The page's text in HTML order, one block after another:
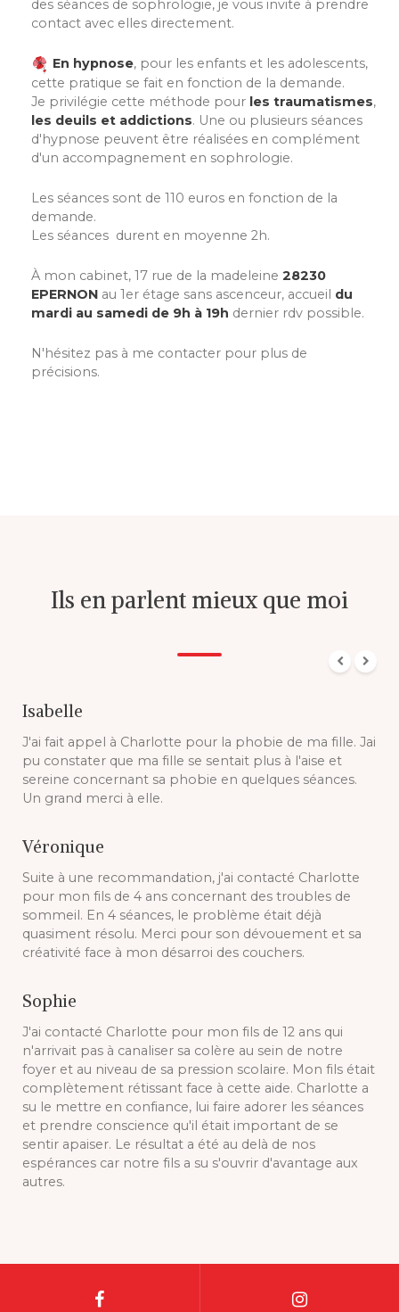
des séances de sophrologie, je vous invite à prendre
contact avec elles directement.
En hypnose, pour les enfants et les adolescents,
cette pratique se fait en fonction de la demande.
Je privilégie cette méthode pour les traumatismes,
les deuils et addictions. Une ou plusieurs séances
d'hypnose peuvent être réalisées en complément
d'un accompagnement en sophrologie.
Les séances sont de 110 euros en fonction de la
demande.
Les séances durent en moyenne 2h.
À mon cabinet, 17 rue de la madeleine 28230
EPERNON au 1er étage sans ascenceur, accueil du
mardi au samedi de 9h à 19h dernier rdv possible.
N'hésitez pas à me contacter pour plus de
précisions.
Ils en parlent mieux que moi
Isabelle
J'ai fait appel à Charlotte pour la phobie de ma fille. Jai
pu constater que ma fille se sentait plus à l'aise et
sereine concernant sa phobie en quelques séances.
Un grand merci à elle.
Véronique
Suite à une recommandation, j'ai contacté Charlotte
pour mon fils de 4 ans concernant des troubles de
sommeil. En 4 séances, le problème était déjà
quasiment résolu. Merci pour son dévouement et sa
créativité face à mon désarroi des couchers.
Sophie
J'ai contacté Charlotte pour mon fils de 12 ans qui
n'arrivait pas à canaliser sa colère au sein de notre
foyer et au niveau de sa pression scolaire. Mon fils était
complètement rétissant face à cette aide. Charlotte a
su le mettre en confiance, lui faire adorer les séances
et prendre conscience qu'il était important de se
sentir apaiser. Le résultat a été au delà de nos
espérances car notre fils a su s'ouvrir d'avantage aux
autres.